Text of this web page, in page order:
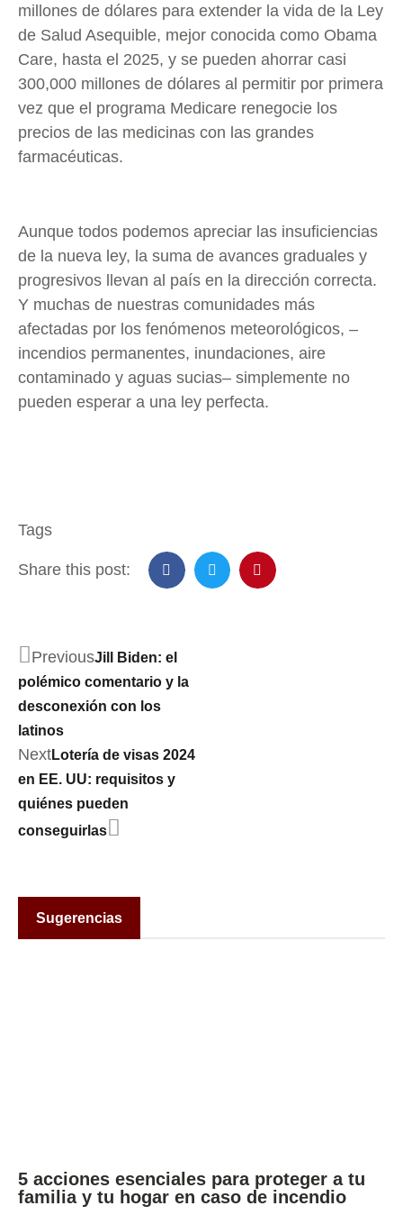
millones de dólares para extender la vida de la Ley
de Salud Asequible, mejor conocida como Obama
Care, hasta el 2025, y se pueden ahorrar casi
300,000 millones de dólares al permitir por primera
vez que el programa Medicare renegocie los
precios de las medicinas con las grandes
farmacéuticas.
Aunque todos podemos apreciar las insuficiencias
de la nueva ley, la suma de avances graduales y
progresivos llevan al país en la dirección correcta.
Y muchas de nuestras comunidades más
afectadas por los fenómenos meteorológicos, –
incendios permanentes, inundaciones, aire
contaminado y aguas sucias– simplemente no
pueden esperar a una ley perfecta.
Tags
Share this post:
PreviousJill Biden: el
polémico comentario y la
desconexión con los
latinos
NextLotería de visas 2024
en EE. UU: requisitos y
quiénes pueden
conseguirlas
Sugerencias
5 acciones esenciales para proteger a tu
familia y tu hogar en caso de incendio